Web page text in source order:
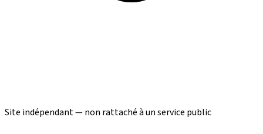
Site indépendant — non rattaché à un service public